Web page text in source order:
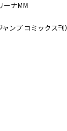
ーナMM
ンプ コミックス刊）